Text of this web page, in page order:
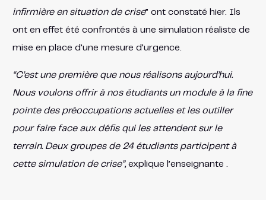
infirmière en situation de crise” ont constaté hier. Ils
ont en effet été confrontés à une simulation réaliste de
mise en place d’une mesure d’urgence.
“C’est une première que nous réalisons aujourd’hui.
Nous voulons offrir à nos étudiants un module à la fine
pointe des préoccupations actuelles et les outiller
pour faire face aux défis qui les attendent sur le
terrain. Deux groupes de 24 étudiants participent à
cette simulation de crise”,explique l’enseignante .